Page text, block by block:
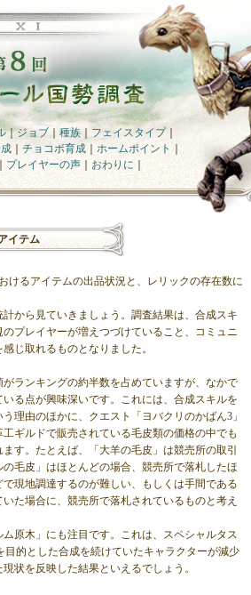
｜ジョブ｜ 種族｜ フェイスタイプ｜
｜チョコボ育成 ｜ ホームポイント ｜
プレイヤーの声 ｜ おわりに｜
イテム
けるアイテムの出品状況と、レリックの存在数に
から見ていきましょう。調査結果は、合成スキ
プレイヤーが増えつづけていること、コミュニ
じ取れるものとなりました。
ランキングの約半数を占めていますが、なかで
る点が興味深いです。これには、合成スキルを
理由のほかに、クエスト「ヨバクリのかばん3」
ギルドで販売されている毛皮類の価格の中でも
す。たとえば、「大羊の毛皮」は競売所の取引
毛皮」はほとんどの場合、競売所で落札したほ
現地調達するのが難しい、もしくは手間である
た場合に、競売所で落札されているものと考え
原木」にも注目です。これは、スペシャルタス
的とした合成を続けていたキャラクターが減少
状を反映した結果といえるでしょう。